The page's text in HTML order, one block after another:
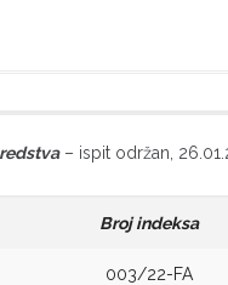
– ispit održan,
Broj indeksa
003/22-FA